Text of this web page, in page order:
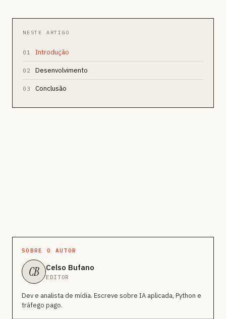
NESTE ARTIGO
01 Introdução
02 Desenvolvimento
03 Conclusão
SOBRE O AUTOR
CB Celso Bufano
EDITOR
Dev e analista de mídia. Escreve sobre IA aplicada, Python e
tráfego pago.